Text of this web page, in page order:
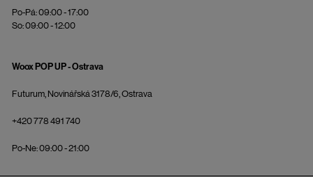
Po-Pá: 09:00 - 17:00
So: 09:00 - 12:00
Woox POP UP - Ostrava
Futurum, Novinářská 3178/6, Ostrava
+420 778 491 740
Po-Ne: 09:00 - 21:00